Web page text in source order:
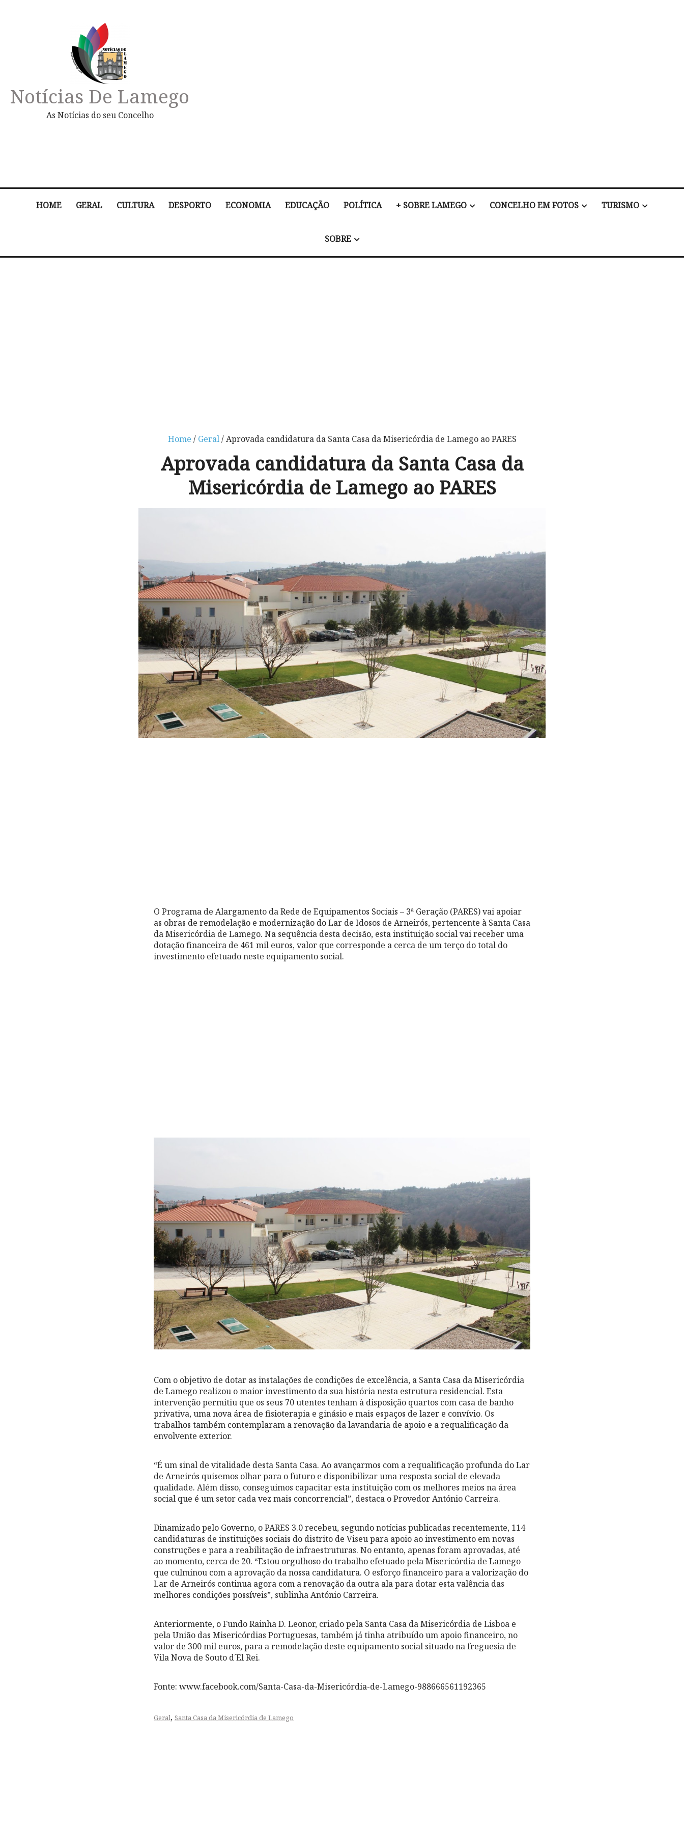
Notícias De Lamego
As Notícias do seu Concelho
HOME GERAL CULTURA DESPORTO ECONOMIA EDUCAÇÃO POLÍTICA + SOBRE LAMEGO CONCELHO EM FOTOS TURISMO
SOBRE
Home / Geral/ Aprovada candidatura da Santa Casa da Misericórdia de Lamego ao PARES
Aprovada candidatura da Santa Casa da
Misericórdia de Lamego ao PARES
O Programa de Alargamento da Rede de Equipamentos Sociais – 3ª Geração (PARES) vai apoiar
as obras de remodelação e modernização do Lar de Idosos de Arneirós, pertencente à Santa Casa
da Misericórdia de Lamego. Na sequência desta decisão, esta instituição social vai receber uma
dotação financeira de 461 mil euros, valor que corresponde a cerca de um terço do total do
investimento efetuado neste equipamento social.
Com o objetivo de dotar as instalações de condições de excelência, a Santa Casa da Misericórdia
de Lamego realizou o maior investimento da sua história nesta estrutura residencial. Esta
intervenção permitiu que os seus 70 utentes tenham à disposição quartos com casa de banho
privativa, uma nova área de fisioterapia e ginásio e mais espaços de lazer e convívio. Os
trabalhos também contemplaram a renovação da lavandaria de apoio e a requalificação da
envolvente exterior.
“É um sinal de vitalidade desta Santa Casa. Ao avançarmos com a requalificação profunda do Lar
de Arneirós quisemos olhar para o futuro e disponibilizar uma resposta social de elevada
qualidade. Além disso, conseguimos capacitar esta instituição com os melhores meios na área
social que é um setor cada vez mais concorrencial”, destaca o Provedor António Carreira.
Dinamizado pelo Governo, o PARES 3.0 recebeu, segundo notícias publicadas recentemente, 114
candidaturas de instituições sociais do distrito de Viseu para apoio ao investimento em novas
construções e para a reabilitação de infraestruturas. No entanto, apenas foram aprovadas, até
ao momento, cerca de 20. “Estou orgulhoso do trabalho efetuado pela Misericórdia de Lamego
que culminou com a aprovação da nossa candidatura. O esforço financeiro para a valorização do
Lar de Arneirós continua agora com a renovação da outra ala para dotar esta valência das
melhores condições possíveis”, sublinha António Carreira.
Anteriormente, o Fundo Rainha D. Leonor, criado pela Santa Casa da Misericórdia de Lisboa e
pela União das Misericórdias Portuguesas, também já tinha atribuído um apoio financeiro, no
valor de 300 mil euros, para a remodelação deste equipamento social situado na freguesia de
Vila Nova de Souto d´El Rei.
Fonte: www.facebook.com/Santa-Casa-da-Misericórdia-de-Lamego-988666561192365
Geral, Santa Casa da Misericórdia de Lamego